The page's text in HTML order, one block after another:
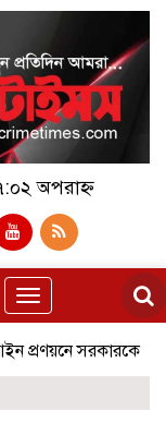
অপরাহ্ন
Toggle
navigation
সরকারকে ৩